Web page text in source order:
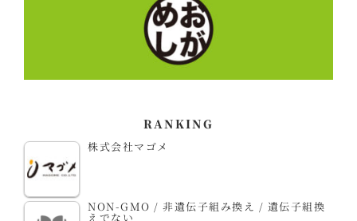
RANKING
株式会社マゴメ
NON-GMO / 非遺伝子組み換え / 遺伝子組換
えでない